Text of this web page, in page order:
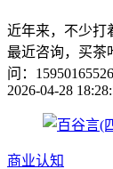
近年来，不少打
最近咨询，买茶
问：
2026-04-28
商业认知